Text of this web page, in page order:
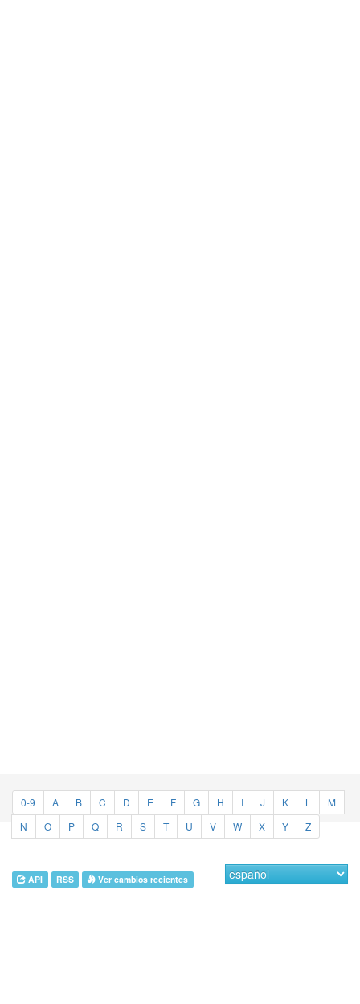
0-9 A B C D E F G H I J K L
M
N
O P Q R S T U V W X Y Z
API RSS Ver cambios recientes